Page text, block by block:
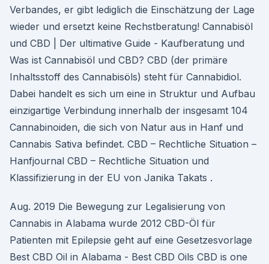
Verbandes, er gibt lediglich die Einschätzung der Lage
wieder und ersetzt keine Rechstberatung! Cannabisöl
und CBD | Der ultimative Guide - Kaufberatung und
Was ist Cannabisöl und CBD? CBD (der primäre
Inhaltsstoff des Cannabisöls) steht für Cannabidiol.
Dabei handelt es sich um eine in Struktur und Aufbau
einzigartige Verbindung innerhalb der insgesamt 104
Cannabinoiden, die sich von Natur aus in Hanf und
Cannabis Sativa befindet. CBD – Rechtliche Situation –
Hanfjournal CBD – Rechtliche Situation und
Klassifizierung in der EU von Janika Takats .
Aug. 2019 Die Bewegung zur Legalisierung von
Cannabis in Alabama wurde 2012 CBD-Öl für
Patienten mit Epilepsie geht auf eine Gesetzesvorlage
Best CBD Oil in Alabama - Best CBD Oils CBD is one